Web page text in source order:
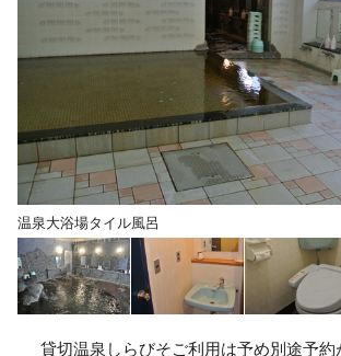
温泉大浴場タイル風呂
貸切温泉しらびそご利用は予め別途予約